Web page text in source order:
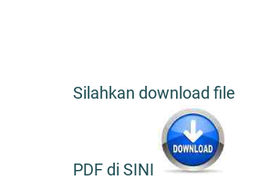
Silahkan download file
PDF di SINI